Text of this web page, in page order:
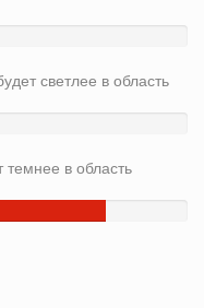
светлее в область
темнее в область